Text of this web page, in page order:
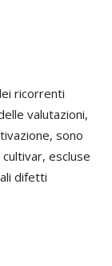
ricorrenti
valutazioni,
sono
escluse
difetti